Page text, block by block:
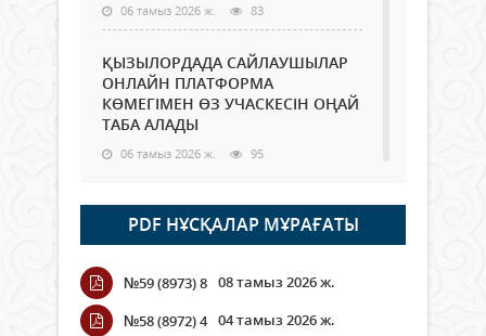
06 тамыз 2026 ж. 83
ҚЫЗЫЛОРДАДА САЙЛАУШЫЛАР
ОНЛАЙН ПЛАТФОРМА
КӨМЕГІМЕН ӨЗ УЧАСКЕСІН ОҢАЙ
ТАБА АЛАДЫ
06 тамыз 2026 ж. 95
Open Air: Қызылорда облысы
полиция департаменті 20
мыңнан астам көрерменнің
қауіпсіздігін қамтамасыз етті
06 тамыз 2026 ж.
PDF НҰСҚАЛАР МҰРАҒАТЫ
№59 (8973) 8 08 тамыз 2026 ж.
№58 (8972) 4 04 тамыз 2026 ж.